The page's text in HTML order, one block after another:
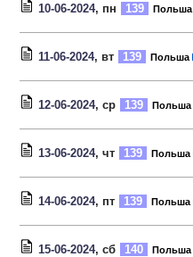
10-06-2024, пн 139 Польша
11-06-2024, вт 139 Польша
12-06-2024, ср 139 Польша
13-06-2024, чт 139 Польша
14-06-2024, пт 139 Польша
15-06-2024, сб 140 Польша